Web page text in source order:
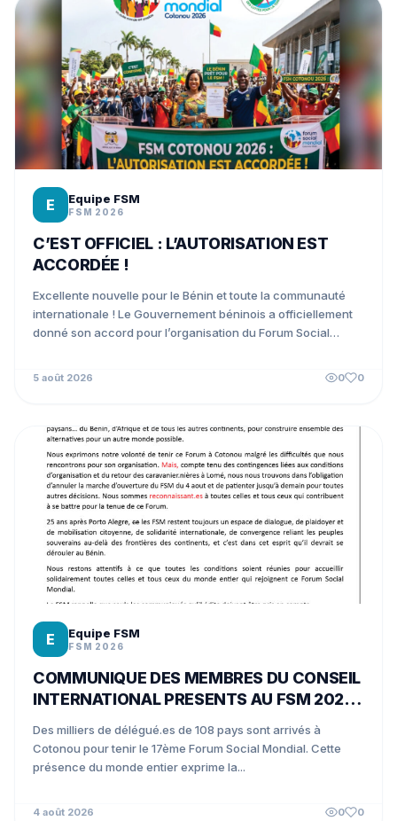
E Equipe FSM
FSM 2026
C’EST OFFICIEL : L’AUTORISATION EST
ACCORDÉE !
Excellente nouvelle pour le Bénin et toute la communauté
internationale ! Le Gouvernement béninois a officiellement
donné son accord pour l’organisation du Forum Social
5 août 2026 0 0
E Equipe FSM
FSM 2026
COMMUNIQUE DES MEMBRES DU CONSEIL
INTERNATIONAL PRESENTS AU FSM 2026
Des milliers de délégué.es de 108 pays sont arrivés à
Cotonou pour tenir le 17ème Forum Social Mondial. Cette
présence du monde entier exprime la...
4 août 2026 0 0